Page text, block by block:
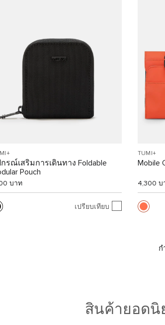
รณ์เสริมการเดินทาง Foldable
Pouch
บาท
เปรียบเทียบ
TUMI+
Mobile
4,300 บ
ก
สินค้ายอดนิ